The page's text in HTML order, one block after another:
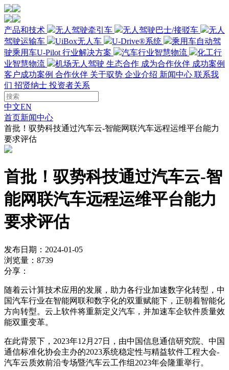
产品和技术 无人驾驶牵引车 无人驾驶巴士/接驳车
无人
驾驶运输车
UiBox无人车 U-Drive®系统
乘用车自动驾
驶乘用车U-Pilot 行业解决方案 汽车行业智慧物流
化工行
业智慧物流
机场无人驾驶 生态合作 成为合作伙伴 成功案例
客户成功案例 合作伙伴 关于驭势 企业介绍 新闻中心 联系我
们 招贤纳士 投资者关系
中文EN
首页新闻中心
首批！驭势科技通过汽车云-智能网联汽车远程运维平台能力
要求评估
首批！驭势科技通过汽车云-智
能网联汽车远程运维平台能力
要求评估
发布日期：2024-01-05
浏览量：8739
分享：
随着云计算技术应用的发展，助力各行业加速数字化转型，中
国汽车行业在智能网联和数字化的双重赋能下，正朝着智能化
方向转型。云上软件将重新定义汽车，并加速车企软件质量效
能双重变革。
在此背景下，2023年12月27日， 由中国信息通信研究院、中国
通信标准化协会主办的2023系统稳定性与精益软件工程大会-
汽车云质效前沿专场暨汽车云工作组2023年会隆重举行。